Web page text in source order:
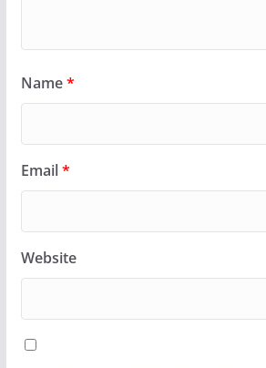
Name*
Email*
Website